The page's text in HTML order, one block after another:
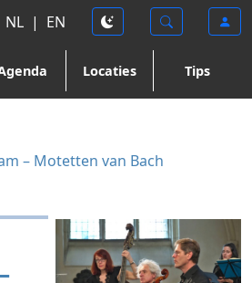
NL | EN
Locaties Tips
– Motetten van Bach